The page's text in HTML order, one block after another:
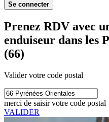
Se connecter
Prenez RDV avec
enduiseur dans les
(66)
Valider votre code postal
merci de saisir votre code postal
VALIDER